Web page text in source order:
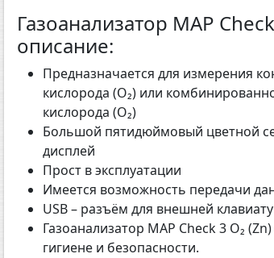
Газоанализатор MAP
описание:
Предназначается для измерения
кислорода (О₂) или
кислорода (О₂)
Большой пятидюймовый цветной
дисплей
Прост в эксплуатации
Имеется возможность передачи
USB – разъём для внешней
Газоанализатор MAP Check 3 О₂
гигиене и безопасности.